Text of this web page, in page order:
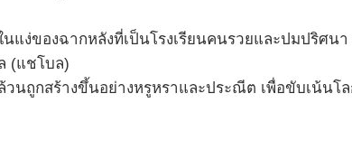
แง่ของฉากหลังที่เป็นโรงเรียนคนรวยและปมปริศน
(แชโบล)
นถูกสร้างขึ้นอย่างหรูหราและประณีต เพื่อขับเน้นโ